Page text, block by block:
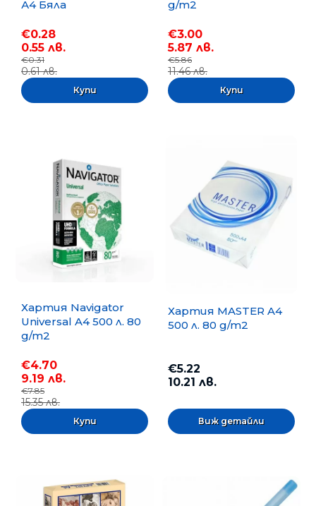
А4 Бяла
€0.28
0.55 лв.
€0.31
0.61 лв.
g/m2
€3.00
5.87 лв.
€5.86
11.46 лв.
Хартия Navigator
Universal A4 500 л. 80
g/m2
€4.70
9.19 лв.
€7.85
15.35 лв.
Хартия MASTER A4
500 л. 80 g/m2
€5.22
10.21 лв.
Виж детайли